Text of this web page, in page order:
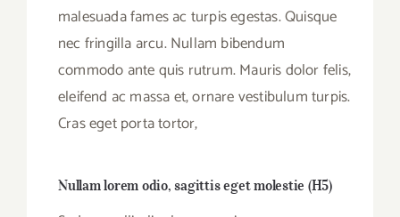
malesuada fames ac turpis egestas. Quisque
nec fringilla arcu. Nullam bibendum
commodo ante quis rutrum. Mauris dolor felis,
eleifend ac massa et, ornare vestibulum turpis.
Cras eget porta tortor,
Nullam lorem odio, sagittis eget molestie (H5)